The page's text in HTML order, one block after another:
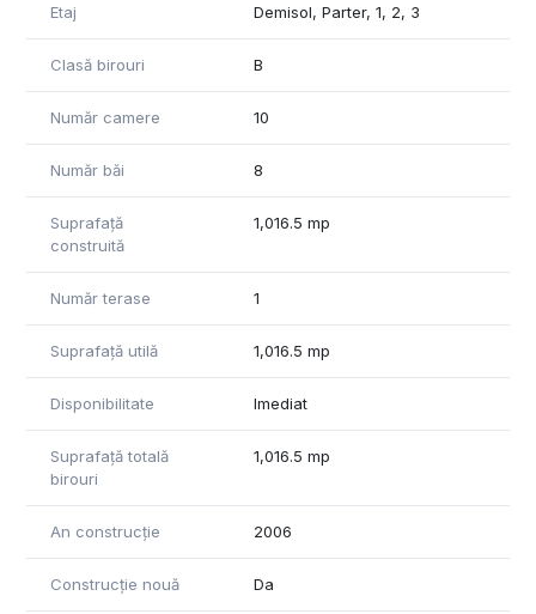
225 mp/etaj iar la demisol sunt situate locurile de parcare.
Cladirea dispune de lift, este potrivita pentru diferite activitati
de tip office dar si comerciale ( clinci medicale, scoli private,
etc. )
Pentru mai multe informatii si vizionarea proprietatii,
Comison 0 de la chirias, reprezentam proprietarul.
Etaj Demisol, Parter, 1, 2, 3
Clasă birouri B
Număr camere 10
Număr băi 8
Suprafață
construită
1,016.5 mp
Număr terase 1
Suprafață utilă 1,016.5 mp
Disponibilitate Imediat
Suprafață totală
birouri
1,016.5 mp
An construcție 2006
Construcție nouă Da